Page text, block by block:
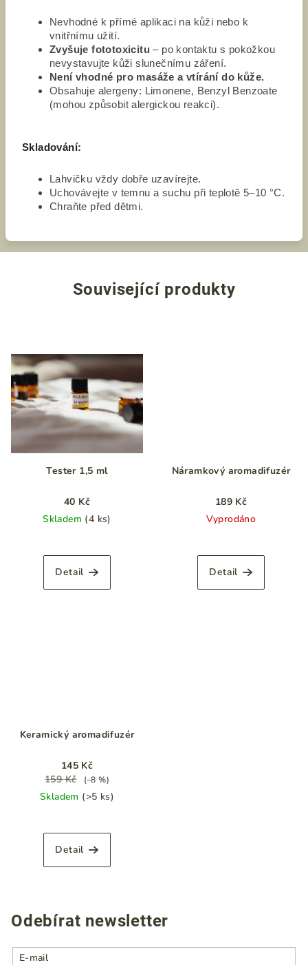
Nevhodné k přímé aplikaci na kůži nebo k
vnitřnímu užití.
Zvyšuje fototoxicitu – po kontaktu s pokožkou
nevystavujte kůži slunečnímu záření.
Není vhodné pro masáže a vtírání do kůže.
Obsahuje alergeny: Limonene, Benzyl Benzoate
(mohou způsobit alergickou reakci).
Skladování:
Lahvičku vždy dobře uzavírejte.
Uchovávejte v temnu a suchu při teplotě 5–10 °C.
Chraňte před dětmi.
Související produkty
Tester 1,5 ml
40 Kč
Skladem (4 ks)
Detail
Náramkový aromadifuzér
189 Kč
Vyprodáno
hodnocení
produktu
Detail
Keramický aromadifuzér
145 Kč
159 Kč
(–8 %)
Skladem (>5 ks)
Detail
Odebírat newsletter
E-mail